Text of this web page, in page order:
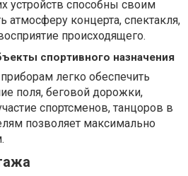
устройств способны своим
атмосферу концерта, спектакля,
происходящего.
спортивного назначения
легко обеспечить
поля, беговой дорожки,
спортсменов, танцоров в
позволяет максимально